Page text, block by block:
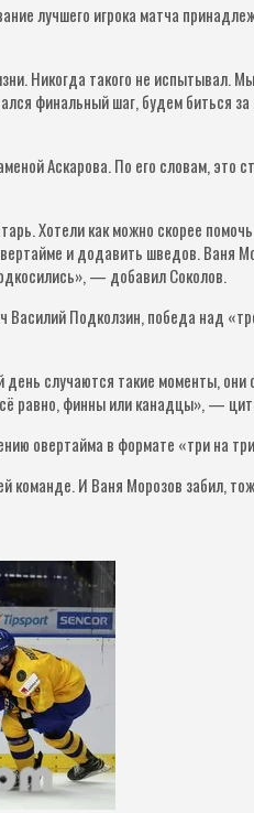
лучшего игрока матча
Никогда такого не испытывал.
финальный шаг, будем биться
Аскарова. По его словам, это
Хотели как можно скорее
и додавить шведов. Ваня
— добавил Соколов.
Василий Подколзин, победа над
случаются такие моменты,
равно, финны или канадцы», —
овертайма в формате «три на
команде. И Ваня Морозов забил,